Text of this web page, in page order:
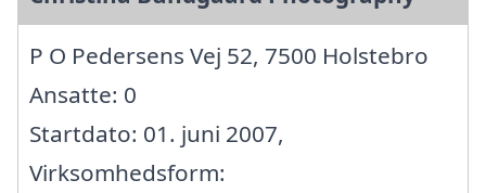
P O Pedersens Vej 52, 7500 Holstebro
Ansatte: 0
Startdato: 01. juni 2007,
Virksomhedsform: